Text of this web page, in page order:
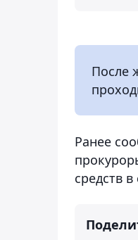
После
Ранее
средств